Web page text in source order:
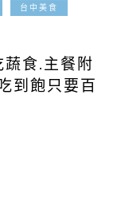
台中美食
食.主餐附
到飽只要百